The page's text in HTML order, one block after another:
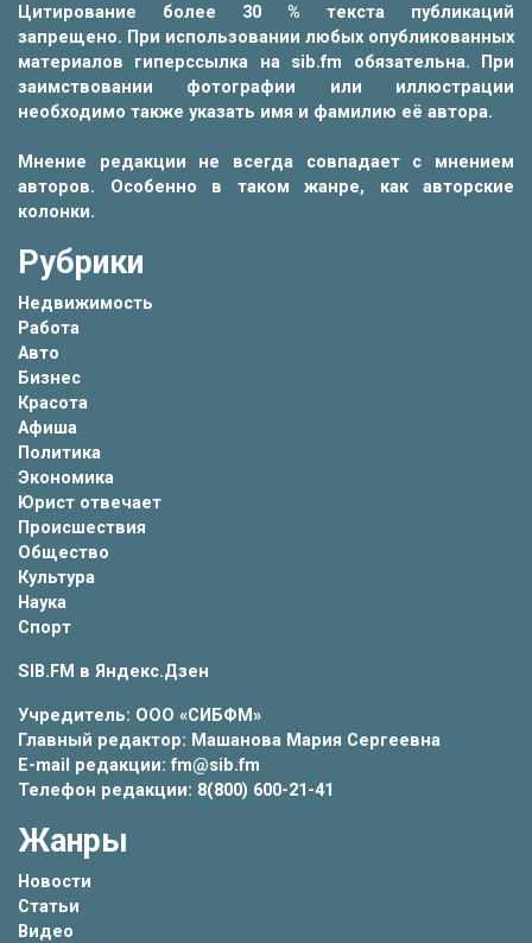
Цитирование более 30 % текста публикаций
запрещено. При использовании любых опубликованных
материалов гиперссылка на sib.fm обязательна. При
заимствовании фотографии или иллюстрации
необходимо также указать имя и фамилию её автора.
Мнение редакции не всегда совпадает с мнением
авторов. Особенно в таком жанре, как авторские
колонки.
Рубрики
Недвижимость
Работа
Авто
Бизнес
Красота
Афиша
Политика
Экономика
Юрист отвечает
Происшествия
Общество
Культура
Наука
Спорт
SIB.FM в Яндекс.Дзен
Учредитель: ООО «СИБФМ»
Главный редактор: Машанова Мария Сергеевна
E-mail редакции: fm@sib.fm
Телефон редакции: 8(800) 600-21-41
Жанры
Новости
Статьи
Видео